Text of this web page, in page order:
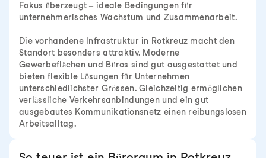
Fokus überzeugt – ideale Bedingungen für
unternehmerisches Wachstum und Zusammenarbeit.
Die vorhandene Infrastruktur in Rotkreuz macht den
Standort besonders attraktiv. Moderne
Gewerbeflächen und Büros sind gut ausgestattet und
bieten flexible Lösungen für Unternehmen
unterschiedlichster Grössen. Gleichzeitig ermöglichen
verlässliche Verkehrsanbindungen und ein gut
ausgebautes Kommunikationsnetz einen reibungslosen
Arbeitsalltag.